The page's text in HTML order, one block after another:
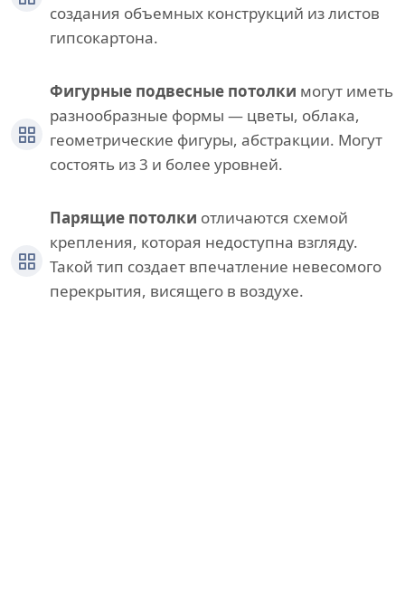
создания объемных конструкций из листов
гипсокартона.
Фигурные подвесные потолки могут иметь
разнообразные формы — цветы, облака,
геометрические фигуры, абстракции. Могут
состоять из 3 и более уровней.
Парящие потолки отличаются схемой
крепления, которая недоступна взгляду.
Такой тип создает впечатление невесомого
перекрытия, висящего в воздухе.